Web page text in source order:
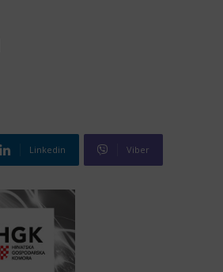
Linkedin Viber